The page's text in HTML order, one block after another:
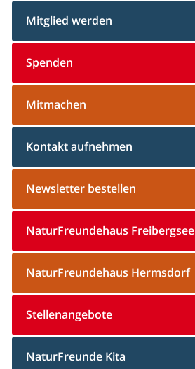
Mitglied werden
Spenden
Mitmachen
Kontakt aufnehmen
Newsletter bestellen
NaturFreundehaus Freibergsee
NaturFreundehaus Hermsdorf
Stellenangebote
NaturFreunde Kita